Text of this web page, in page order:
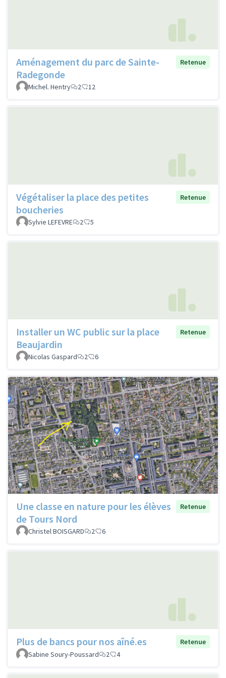
Aménagement du parc de Sainte-
Radegonde
Retenue
Michel. Hentry 2 12
Végétaliser la place des petites
boucheries
Retenue
Sylvie LEFEVRE 2 5
Installer un WC public sur la place
Beaujardin
Retenue
Nicolas Gaspard 2 6
Une classe en nature pour les élèves
de Tours Nord
Retenue
Christel BOISGARD 2 6
Plus de bancs pour nos aîné.es
Retenue
Sabine Soury-Poussard
2 4